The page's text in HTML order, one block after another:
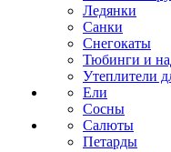
Ледянки
Санки
Снегокаты
Тюбинги и
Утеплители
Ели
Сосны
Салюты
Петарды